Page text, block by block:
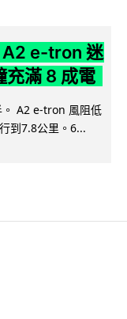
e-tron 迷
滿 8 成電
A2 e-tron 風阻低
到7.8公里。6...